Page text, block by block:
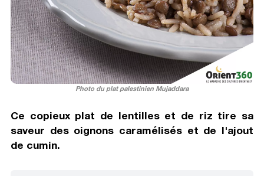
Photo du plat palestinien Mujaddara
Ce copieux plat de lentilles et de riz tire sa
saveur des oignons caramélisés et de l'ajout
de cumin.